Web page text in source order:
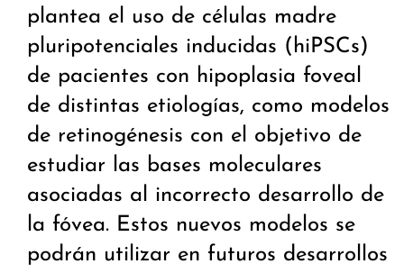
plantea el uso de células madre
pluripotenciales inducidas (hiPSCs)
de pacientes con hipoplasia foveal
de distintas etiologías, como modelos
de retinogénesis con el objetivo de
estudiar las bases moleculares
asociadas al incorrecto desarrollo de
la fóvea. Estos nuevos modelos se
podrán utilizar en futuros desarrollos